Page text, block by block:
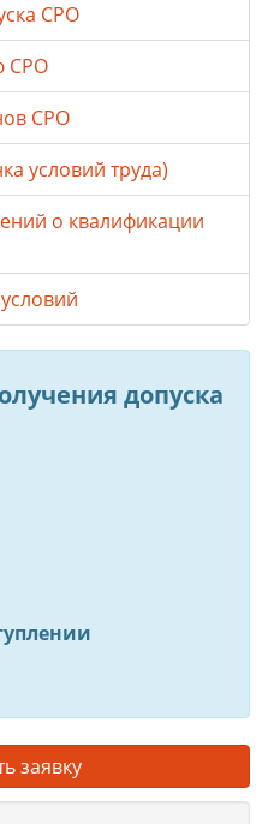
СРО
СРО
СРО
условий труда)
о квалификации
допуска
заявку